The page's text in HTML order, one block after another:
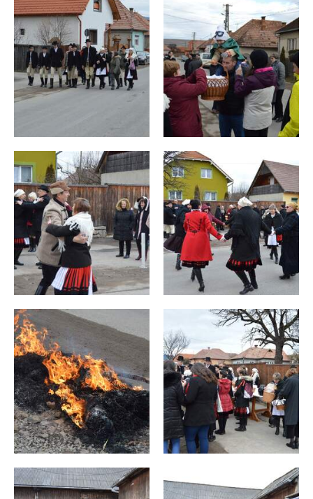
Sport
Cultură
Ajutorarea
Persoanelor
Defavorizate
Anunț
pentru
finanțare
nerambursabilă
conform
Legii
350
anul
2025
Finanțare
nerambursabile
culte
Sport
Cultură